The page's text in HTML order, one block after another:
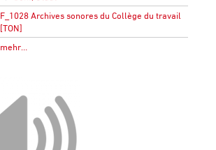
F_1028 Archives sonores du Collège du travail
[TON]
mehr…